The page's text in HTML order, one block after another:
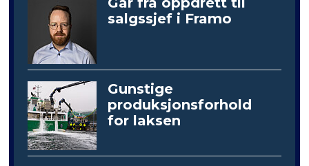
salgssjef i Framo
Gunstige
produksjonsforhold
for laksen